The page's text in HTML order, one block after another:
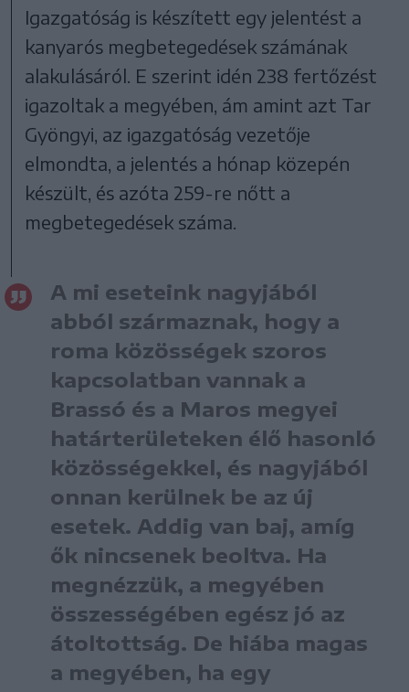
Igazgatóság is készített egy jelentést a
kanyarós megbetegedések számának
alakulásáról. E szerint idén 238 fertőzést
igazoltak a megyében, ám amint azt Tar
Gyöngyi, az igazgatóság vezetője
elmondta, a jelentés a hónap közepén
készült, és azóta 259-re nőtt a
megbetegedések száma.
A mi eseteink nagyjából
abból származnak, hogy a
roma közösségek szoros
kapcsolatban vannak a
Brassó és a Maros megyei
határterületeken élő hasonló
közösségekkel, és nagyjából
onnan kerülnek be az új
esetek. Addig van baj, amíg
ők nincsenek beoltva. Ha
megnézzük, a megyében
összességében egész jó az
átoltottság. De hiába magas
a megyében, ha egy